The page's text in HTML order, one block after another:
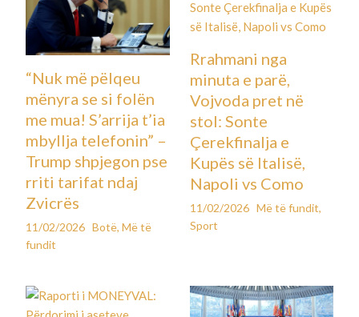
“Nuk më pëlqeu
mënyra se si folën
me mua! S’arrija t’ia
mbyllja telefonin” –
Trump shpjegon pse
rriti tarifat ndaj
Zvicrës
11/02/2026 Botë,Më të
fundit
Rrahmani nga
minuta e parë,
Vojvoda pret në
stol: Sonte
Çerekfinalja e
Kupës së Italisë,
Napoli vs Como
11/02/2026 Më të fundit,
Sport